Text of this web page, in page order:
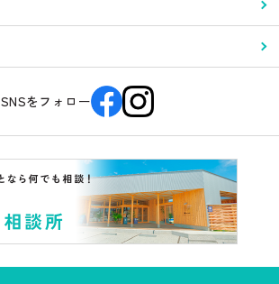
SNSをフォロー